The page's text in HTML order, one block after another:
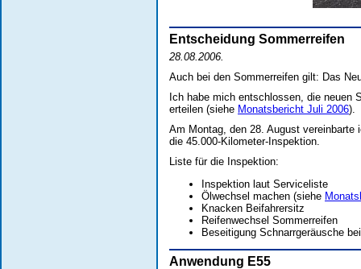
Entscheidung Sommerreifen
28.08.2006.
Auch bei den Sommerreifen gilt: Das
Ich habe mich entschlossen, die neuen
erteilen (siehe Monatsbericht Juli 2006).
Am Montag, den 28. August
die 45.000-Kilometer-Inspektion.
Liste für die Inspektion:
Inspektion laut Serviceliste
Ölwechsel machen (siehe
Knacken Beifahrersitz
Reifenwechsel Sommerreifen
Beseitigung Schnarrgeräusche
Anwendung E55